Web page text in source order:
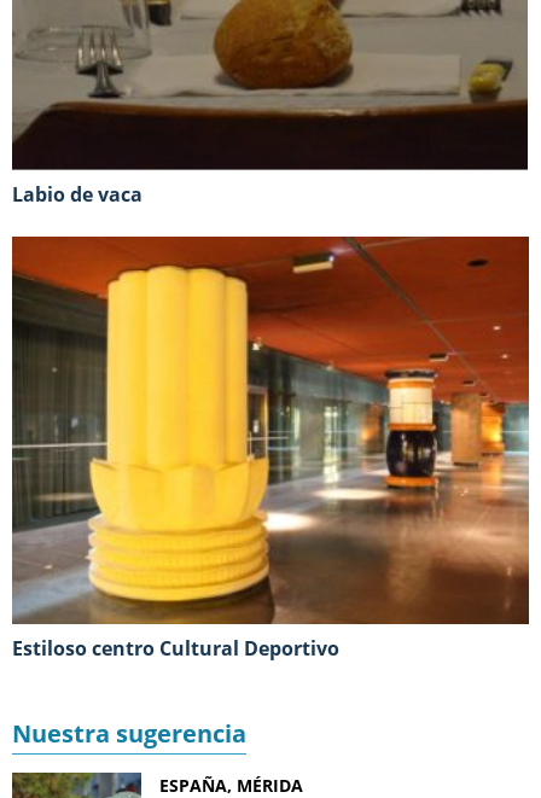
Labio de vaca
Estiloso centro Cultural Deportivo
Nuestra sugerencia
ESPAÑA, MÉRIDA